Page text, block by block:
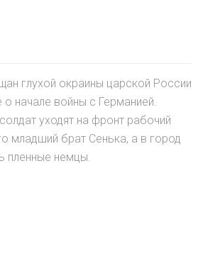
глухой окраины царской России
о начале войны с Германией.
уходят на фронт рабочий
младший брат Сенька, а в город
пленные немцы.